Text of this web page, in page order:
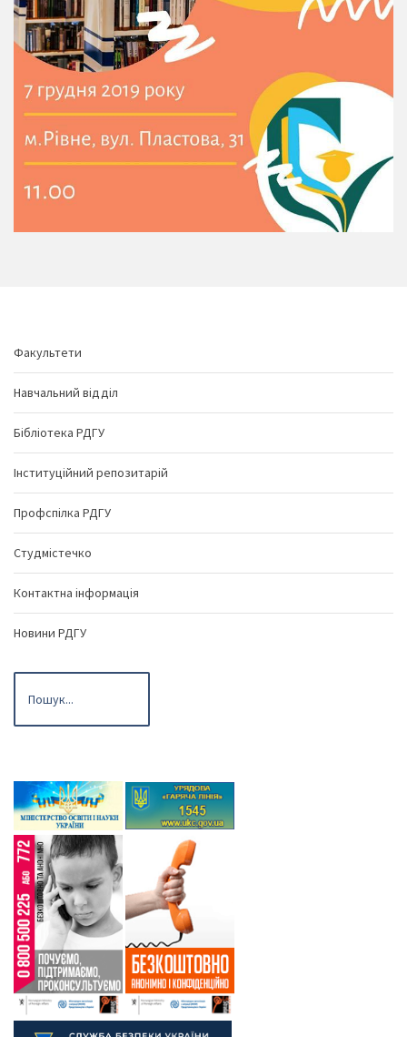
Факультети
Навчальний відділ
Бібліотека РДГУ
Інституційний репозитарій
Профспілка РДГУ
Студмістечко
Контактна інформація
Новини РДГУ